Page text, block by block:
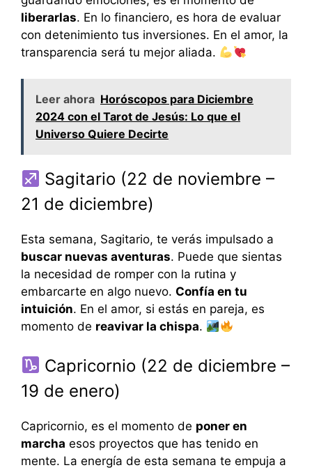
liberarlas. En lo financiero, es hora de evaluar
con detenimiento tus inversiones. En el amor, la
transparencia será tu mejor aliada.
Leer ahora Horóscopos para Diciembre
2024 con el Tarot de Jesús: Lo que el
Universo Quiere Decirte
Sagitario (22 de noviembre –
21 de diciembre)
Esta semana, Sagitario, te verás impulsado a
buscar nuevas aventuras. Puede que sientas
la necesidad de romper con la rutina y
embarcarte en algo nuevo. Confía en tu
intuición. En el amor, si estás en pareja, es
momento de reavivar la chispa.
Capricornio (22 de diciembre –
19 de enero)
Capricornio, es el momento de poner en
marcha esos proyectos que has tenido en
mente. La energía de esta semana te empuja a